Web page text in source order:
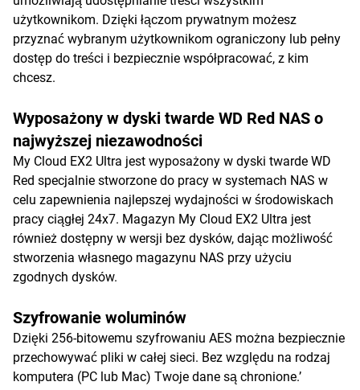
użytkownikom. Dzięki łączom prywatnym możesz
przyznać wybranym użytkownikom ograniczony lub pełny
dostęp do treści i bezpiecznie współpracować, z kim
chcesz.
Wyposażony w dyski twarde WD Red NAS o
najwyższej niezawodności
My Cloud EX2 Ultra jest wyposażony w dyski twarde WD
Red specjalnie stworzone do pracy w systemach NAS w
celu zapewnienia najlepszej wydajności w środowiskach
pracy ciągłej 24x7. Magazyn My Cloud EX2 Ultra jest
również dostępny w wersji bez dysków, dając możliwość
stworzenia własnego magazynu NAS przy użyciu
zgodnych dysków.
Szyfrowanie woluminów
Dzięki 256-bitowemu szyfrowaniu AES można bezpiecznie
przechowywać pliki w całej sieci. Bez względu na rodzaj
komputera (PC lub Mac) Twoje dane są chronione.’